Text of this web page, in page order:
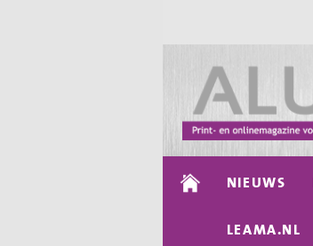
NIEUWS
LEAMA.NL